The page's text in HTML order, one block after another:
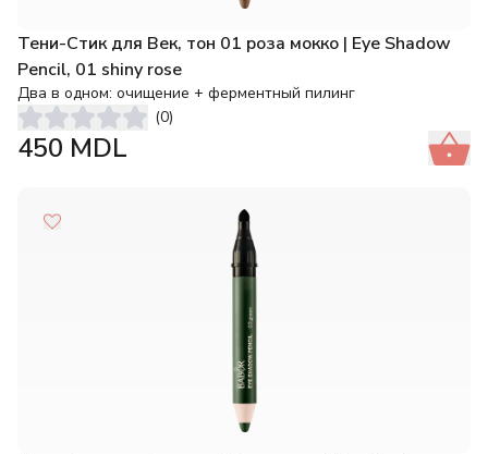
Тени-Стик для Век, тон 01 роза мокко | Eye Shadow
Pencil, 01 shiny rose
Два в одном: очищение + ферментный пилинг
(0)
450 MDL